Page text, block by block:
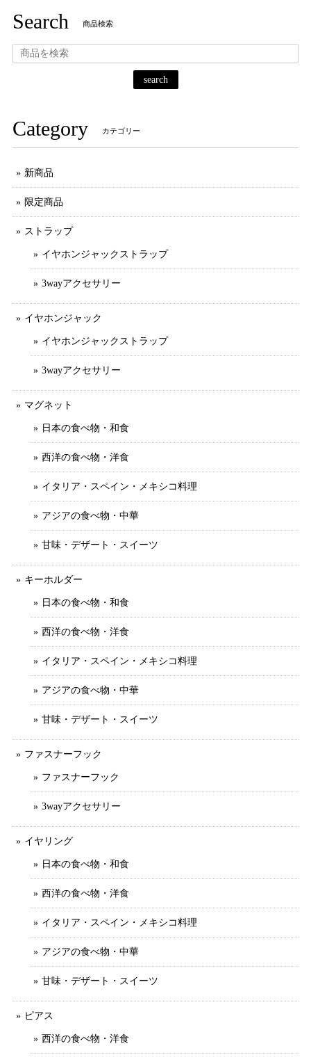
Search 商品検索
search
Category カテゴリー
新商品
限定商品
ストラップ
イヤホンジャックストラップ
3wayアクセサリー
イヤホンジャック
イヤホンジャックストラップ
3wayアクセサリー
マグネット
日本の食べ物・和食
西洋の食べ物・洋食
イタリア・スペイン・メキシコ料理
アジアの食べ物・中華
甘味・デザート・スイーツ
キーホルダー
日本の食べ物・和食
西洋の食べ物・洋食
イタリア・スペイン・メキシコ料理
アジアの食べ物・中華
甘味・デザート・スイーツ
ファスナーフック
ファスナーフック
3wayアクセサリー
イヤリング
日本の食べ物・和食
西洋の食べ物・洋食
イタリア・スペイン・メキシコ料理
アジアの食べ物・中華
甘味・デザート・スイーツ
ピアス
西洋の食べ物・洋食